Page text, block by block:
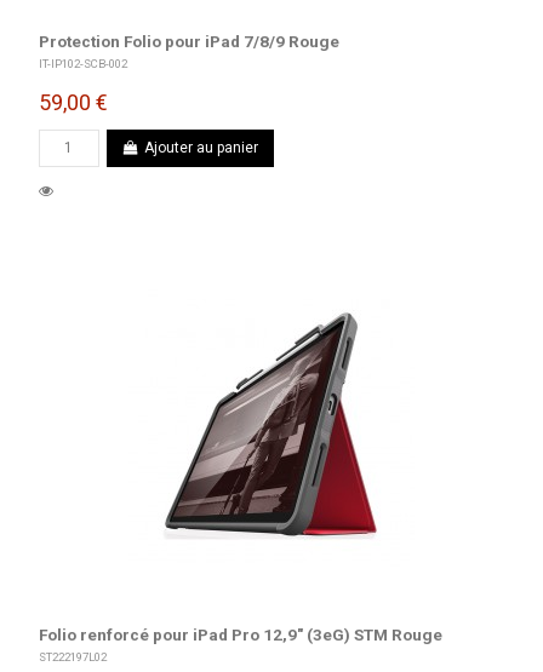
Protection Folio pour iPad 7/8/9 Rouge
IT-IP102-SCB-002
59,00 €
Ajouter au panier
Folio renforcé pour iPad Pro 12,9" (3eG) STM Rouge
ST222197L02